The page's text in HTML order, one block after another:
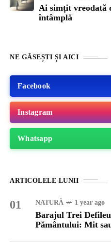
Ai simțit vreodată
întâmplă
NE GĂSEȘTI ȘI AICI
Facebook
Instagram
Whatsapp
ARTICOLELE LUNII
01 NATURĂ 1 year ago
Barajul Trei
Pământului: Mit